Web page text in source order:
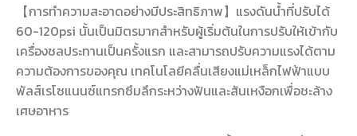
【การทำความสะอาดอย่างมีประสิทธิภาพ】แรงดันน้ำที่ปรับได้
60-120psi นั้นเป็นมิตรมากสำหรับผู้เริ่มต้นในการปรับให้เข้ากับ
เครื่องชลประทานเป็นครั้งแรก และสามารถปรับความแรงได้ตาม
ความต้องการของคุณ เทคโนโลยีคลื่นเสียงแม่เหล็กไฟฟ้าแบบ
พัลส์เรโซแนนซ์แทรกซึมลึกระหว่างฟันและสันเหงือกเพื่อชะล้าง
เศษอาหาร